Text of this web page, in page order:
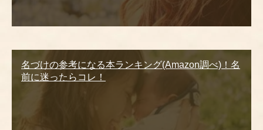
名づけの参考になる本ランキング(Amazon調べ)！名
前に迷ったらコレ！